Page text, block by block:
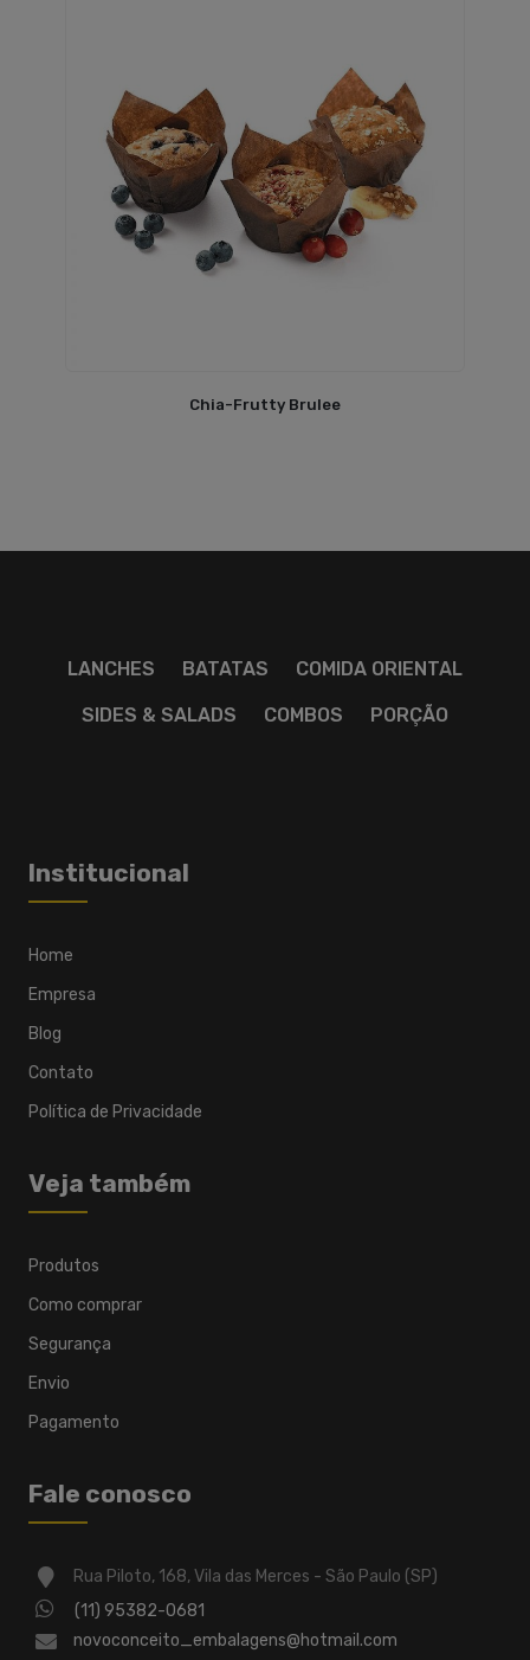
Chia-Frutty Brulee
LANCHES BATATAS COMIDA ORIENTAL
SIDES & SALADS COMBOS PORÇÃO
Institucional
Home
Empresa
Blog
Contato
Política de Privacidade
Veja também
Produtos
Como comprar
Segurança
Envio
Pagamento
Fale conosco
Rua Piloto, 168, Vila das Merces - São Paulo (SP)
(11) 95382-0681
novoconceito_embalagens@hotmail.com